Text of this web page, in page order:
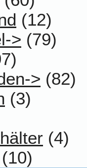
(12)
> (79)
> (82)
(3)
(4)
(10)